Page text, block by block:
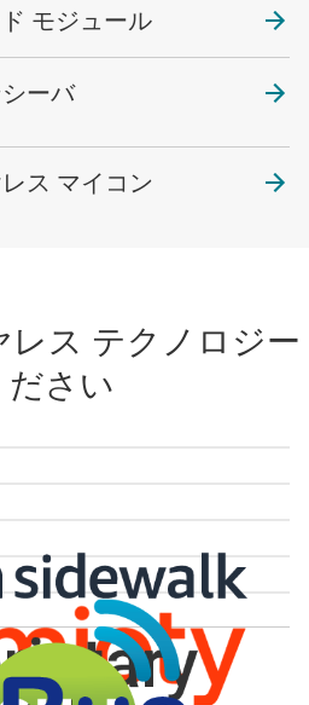
モジュール
ーバ
ス マイコン
レス テクノロジー
ださい